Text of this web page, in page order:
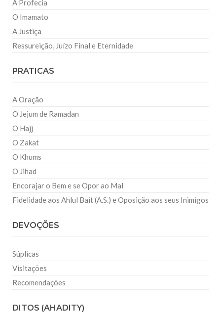
A Profecia
O Imamato
A Justiça
Ressureição, Juízo Final e Eternidade
PRATICAS
A Oração
O Jejum de Ramadan
O Hajj
O Zakat
O Khums
O Jihad
Encorajar o Bem e se Opor ao Mal
Fidelidade aos Ahlul Bait (A.S.) e Oposição aos seus Inimigos
DEVOÇÕES
Súplicas
Visitações
Recomendações
DITOS (AHADITY)